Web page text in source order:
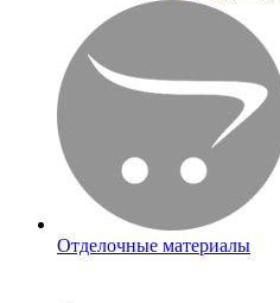
Отделочные материалы